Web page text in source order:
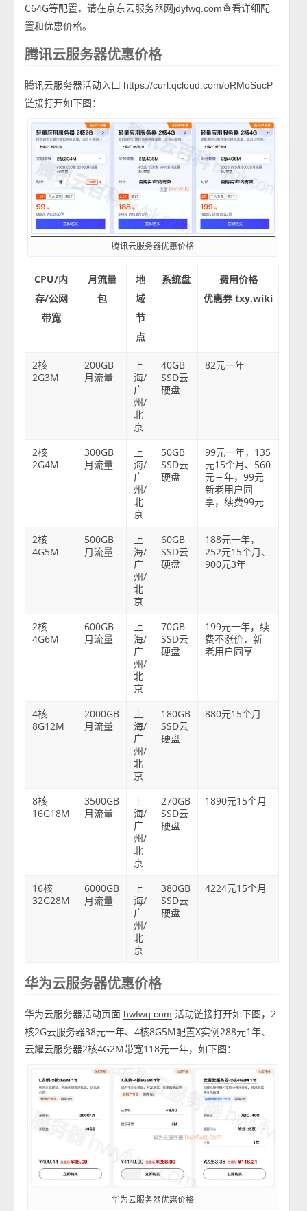
C64G等配置，请在京东云服务器网jdyfwq.com查看详细配
置和优惠价格。
腾讯云服务器优惠价格
腾讯云服务器活动入口 https://curl.qcloud.com/oRMoSucP
链接打开如下图：
腾讯云服务器优惠价格
CPU/内
存/公网
带宽
月流量
包
地
域
节
点
系统盘
费用价格
优惠券 txy.wiki
2核
2G3M
200GB
月流量
上
海/
广
州/
北
京
40GB
SSD云
硬盘
82元一年
2核
2G4M
300GB
月流量
上
海/
广
州/
北
京
50GB
SSD云
硬盘
99元一年，135
元15个月、560
元三年，99元
新老用户同
享，续费99元
2核
4G5M
500GB
月流量
上
海/
广
州/
北
京
60GB
SSD云
硬盘
188元一年，
252元15个月、
900元3年
2核
4G6M
600GB
月流量
上
海/
广
州/
北
京
70GB
SSD云
硬盘
199元一年，续
费不涨价，新
老用户同享
4核
8G12M
2000GB
月流量
上
海/
广
州/
北
京
180GB
SSD云
硬盘
880元15个月
8核
16G18M
3500GB
月流量
上
海/
广
州/
北
京
270GB
SSD云
硬盘
1890元15个月
16核
32G28M
6000GB
月流量
上
海/
广
州/
北
京
380GB
SSD云
硬盘
4224元15个月
华为云服务器优惠价格
华为云服务器活动页面 hwfwq.com 活动链接打开如下图，2
核2G云服务器38元一年、4核8G5M配置X实例288元1年、
云耀云服务器2核4G2M带宽118元一年，如下图：
华为云服务器优惠价格